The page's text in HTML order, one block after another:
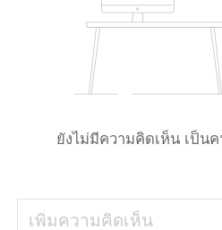
ยังไม่มีความคิดเห็น เป็น